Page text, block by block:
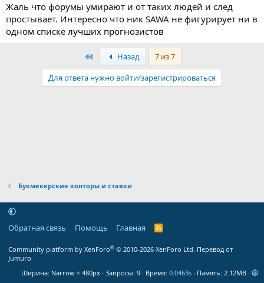
Жаль что форумы умирают и от таких людей и след
простывает. Интересно что ник SAWA не фигурирует ни в
одном списке лучших прогнозистов
ПервыйНазад
7 из 7
Для ответа нужно войти/зарегистрироваться
Букмекерские конторы и ставки
Обратная связь Помощь Главная
R
Community platform by XenForo® © 2010-2026 XenForo Ltd. Перевод от
Jumuro
Ширина
Запросы 9 Время 0.0463s Память 2.12MB